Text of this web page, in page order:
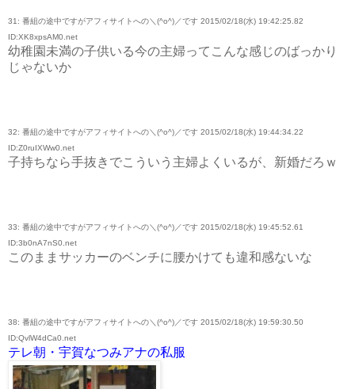
31: 番組の途中ですがアフィサイトへの＼(^o^)／です 2015/02/18(水) 19:42:25.82
ID:XK8xpsAM0.net
幼稚園未満の子供いる今の主婦ってこんな感じのばっかり
じゃないか
32: 番組の途中ですがアフィサイトへの＼(^o^)／です 2015/02/18(水) 19:44:34.22
ID:Z0ruIXWw0.net
子持ちなら手抜きでこういう主婦よくいるが、新婚だろｗ
33: 番組の途中ですがアフィサイトへの＼(^o^)／です 2015/02/18(水) 19:45:52.61
ID:3b0nA7nS0.net
このままサッカーのベンチに腰かけても違和感ないな
38: 番組の途中ですがアフィサイトへの＼(^o^)／です 2015/02/18(水) 19:59:30.50
ID:QvlW4dCa0.net
テレ朝・宇賀なつみアナの私服